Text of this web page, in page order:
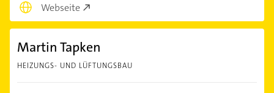
Webseite
Martin Tapken
HEIZUNGS- UND LÜFTUNGSBAU